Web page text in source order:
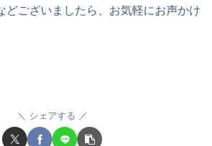
ございましたら、お気軽にお声かけ
シェアする